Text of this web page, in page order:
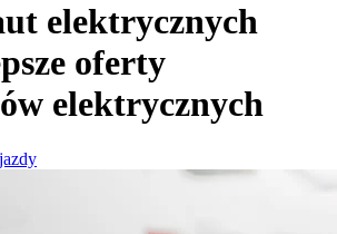
elektrycznych
oferty
elektrycznych